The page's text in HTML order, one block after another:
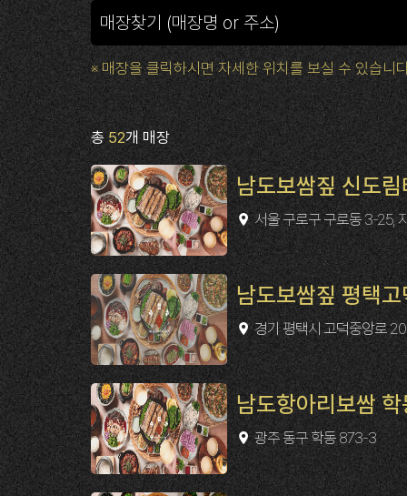
※ 매장을 클릭하시면 자세한 위치를 보실 수 있습니
총52개 매장
남도보쌈짚 신도
서울 구로구 구로동 3-25,
남도보쌈짚 평택
경기 평택시 고덕중앙로
남도항아리보쌈
광주 동구 학동 873-3